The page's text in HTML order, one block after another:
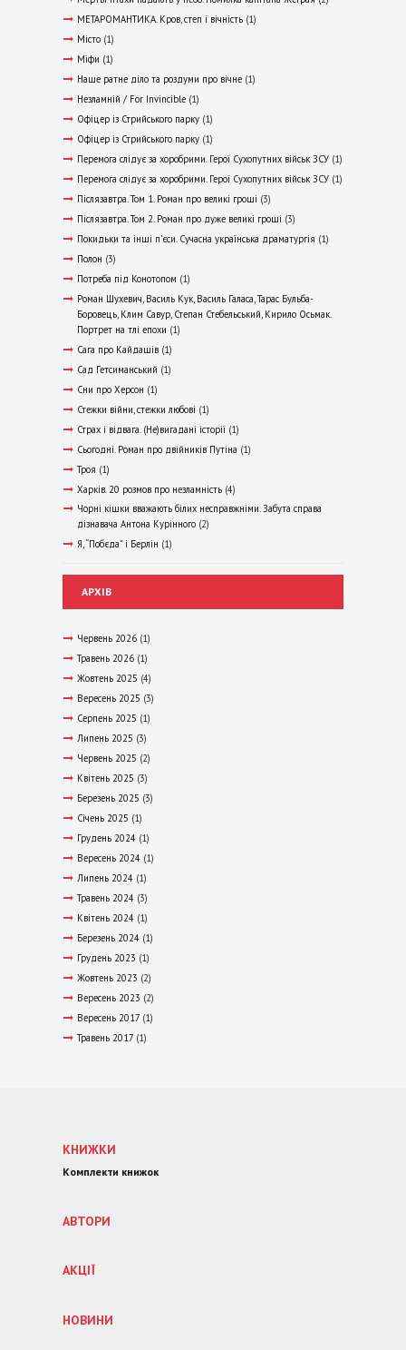
МЕТАРОМАНТИКА. Кров, степ і вічність (1)
Місто (1)
Міфи (1)
Наше ратне діло та роздуми про вічне (1)
Незламній / For Invincible (1)
Офіцер із Стрийського парку (1)
Офіцер із Стрийського парку (1)
Перемога слідує за хоробрими. Герої Сухопутних військ ЗСУ (1)
Перемога слідує за хоробрими. Герої Сухопутних військ ЗСУ (1)
Післязавтра. Том 1. Роман про великі гроші (3)
Післязавтра. Том 2. Роман про дуже великі гроші (3)
Покидьки та інші п’єси. Сучасна українська драматургія (1)
Полон (3)
Потреба під Конотопом (1)
Роман Шухевич, Василь Кук, Василь Галаса, Тарас Бульба-
Боровець, Клим Савур, Степан Стебельський, Кирило Осьмак.
Портрет на тлі епохи (1)
Сага про Кайдашів (1)
Сад Гетсиманський (1)
Сни про Херсон (1)
Стежки війни, стежки любові (1)
Страх і відвага. (Не)вигадані історії (1)
Сьогодні. Роман про двійників Путіна (1)
Троя (1)
Харків. 20 розмов про незламність (4)
Чорні кішки вважають білих несправжніми. Забута справа
дізнавача Антона Курінного (2)
Я, “Побєда” і Берлін (1)
АРХІВ
Червень 2026 (1)
Травень 2026 (1)
Жовтень 2025 (4)
Вересень 2025 (3)
Серпень 2025 (1)
Липень 2025 (3)
Червень 2025 (2)
Квітень 2025 (3)
Березень 2025 (3)
Січень 2025 (1)
Грудень 2024 (1)
Вересень 2024 (1)
Липень 2024 (1)
Травень 2024 (3)
Квітень 2024 (1)
Березень 2024 (1)
Грудень 2023 (1)
Жовтень 2023 (2)
Вересень 2023 (2)
Вересень 2017 (1)
Травень 2017 (1)
КНИЖКИ
Комплекти книжок
АВТОРИ
АКЦІЇ
НОВИНИ